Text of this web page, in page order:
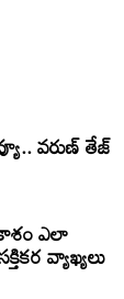
వరుణ్ తేజ్
ఎలా
వ్యాఖ్యలు